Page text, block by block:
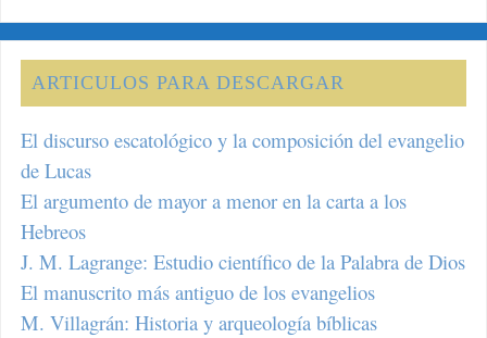
ARTICULOS PARA DESCARGAR
El discurso escatológico y la composición del evangelio
de Lucas
El argumento de mayor a menor en la carta a los
Hebreos
J. M. Lagrange: Estudio científico de la Palabra de Dios
El manuscrito más antiguo de los evangelios
M. Villagrán: Historia y arqueología bíblicas